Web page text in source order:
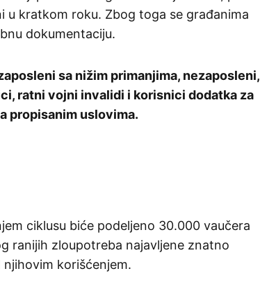
u kratkom roku. Zbog toga se građanima
dokumentaciju.
sa nižim primanjima, nezaposleni,
ratni vojni invalidi i korisnici dodatka za
propisanim uslovima.
ciklusu biće podeljeno 30.000 vaučera
ranijih zloupotreba najavljene znatno
korišćenjem.